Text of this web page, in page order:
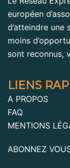
européen
d’atteindre une
moins
sont reconnus,
LIENS
A PROPOS
FAQ
MENTIONS
ABONNEZ